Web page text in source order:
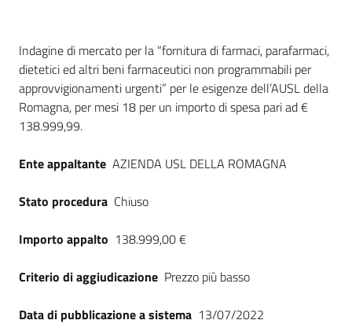
English
site
Seguici
Dati del bando
Indagine di mercato per la “fornitura di farmaci, parafarmaci,
dietetici ed altri beni farmaceutici non programmabili per
approvvigionamenti urgenti” per le esigenze dell’AUSL della
Romagna, per mesi 18 per un importo di spesa pari ad €
138.999,99.
Ente appaltante AZIENDA USL DELLA ROMAGNA
Stato procedura Chiuso
Importo appalto 138.999,00 €
Criterio di aggiudicazione Prezzo più basso
Data di pubblicazione a sistema 13/07/2022